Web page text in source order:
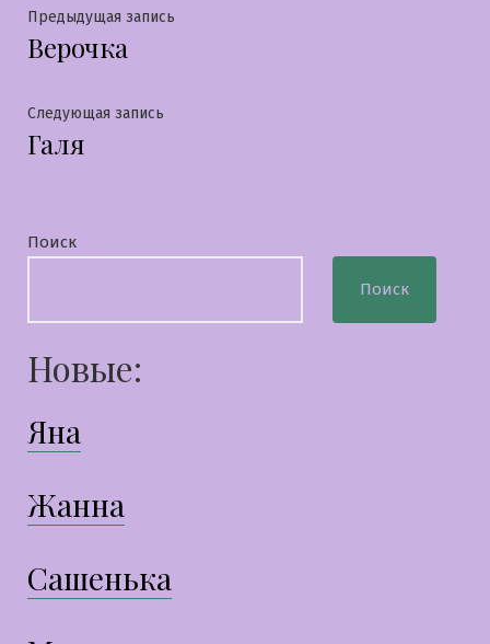
Навигация
по
записям
Предыдущая запись
Верочка
Следующая запись
Галя
Поиск
Поиск
Новые:
Яна
Жанна
Сашенька